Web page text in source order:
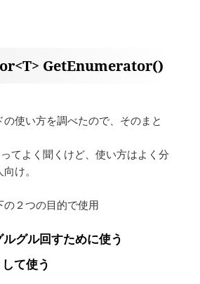
GetEnumerator()
使い方を調べたので、そのまと
てよく聞くけど、使い方はよく分
け。
２つの目的で使用
グル回すために使う
て使う